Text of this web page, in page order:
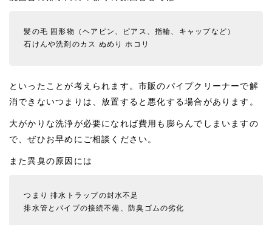
髪の毛 固形物（ヘアピン、ピアス、指輪、キャップなど）
石けんや洗剤のカス ぬめり ホコリ
といったことが考えられます。市販のパイプクリーナーで解
消できないつまりは、放置すると悪化する場合があります。
大がかりな洗浄が必要になれば費用も膨らんでしまいますの
で、ぜひお早めにご相談ください。
また異臭の原因には
つまり 排水トラップの封水不足
排水管とパイプの接続不備、防臭ゴムの劣化